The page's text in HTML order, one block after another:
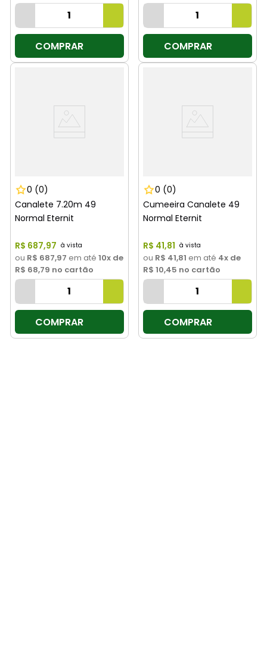
COMPRAR COMPRAR
0 (0)
Canalete 7.20m 49
Normal Eternit
R$ 687,97
ou R$ 687,97 em até 10x de
R$ 68,79 no cartão
COMPRAR
0 (0)
Cumeeira Canalete 49
Normal Eternit
R$ 41,81
ou R$ 41,81 em até 4x de
R$ 10,45 no cartão
COMPRAR